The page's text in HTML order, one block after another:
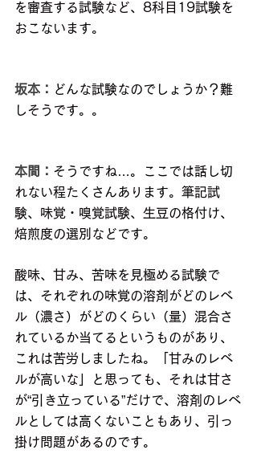
を審査する試験など、8科目19試験を
おこないます。
坂本： どんな試験なのでしょうか？難
しそうです。。
本間： そうですね…。ここでは話し切
れない程たくさんあります。筆記試
験、味覚・嗅覚試験、生豆の格付け、
焙煎度の選別などです。
酸味、甘み、苦味を見極める試験で
は、それぞれの味覚の溶剤がどのレベ
ル（濃さ）がどのくらい（量）混合さ
れているか当てるというものがあり、
これは苦労しましたね。「甘みのレベ
ルが高いな」と思っても、それは甘さ
が“引き立っている”だけで、溶剤のレベ
ルとしては高くないこともあり、引っ
掛け問題があるのです。